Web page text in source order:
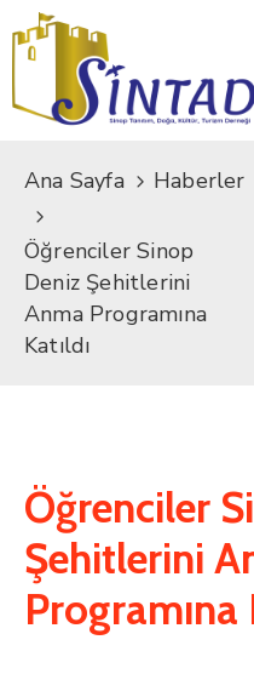
Ana
Derneğimiz
Sinop
Projeler
Medya
Ana Sayfa Haberler
Öğrenciler Sinop
Deniz Şehitlerini
Anma Programına
Katıldı
Öğrenciler
Şehitlerini
Programına